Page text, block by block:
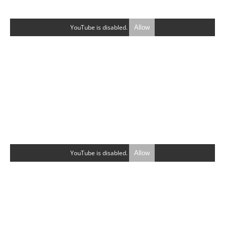
YouTube is disabled. Allow
YouTube is disabled. Allow